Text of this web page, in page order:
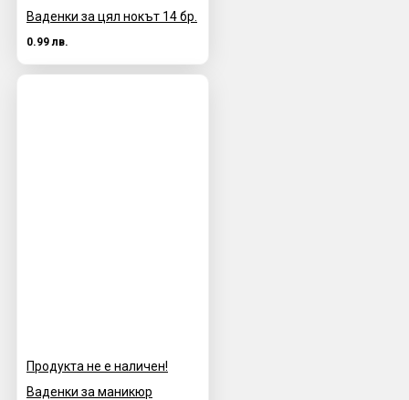
Ваденки за цял нокът 14 бр.
0.99 лв.
Продукта не е наличен!
Ваденки за маникюр